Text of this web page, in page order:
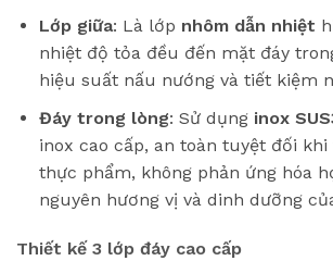
Lớp giữa: Là lớp nhôm dẫn nhiệt
nhiệt độ tỏa đều đến mặt đáy
hiệu suất nấu nướng và tiết kiệm
Đáy trong lòng: Sử dụng inox
inox cao cấp, an toàn tuyệt đối
thực phẩm, không phản ứng hóa
nguyên hương vị và dinh dưỡng
Thiết kế 3 lớp đáy cao cấp